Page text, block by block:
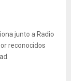
junto a Radio
reconocidos